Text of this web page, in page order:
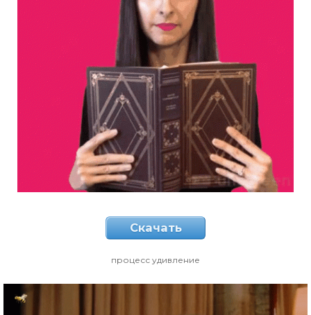
Скачать
процесс удивление